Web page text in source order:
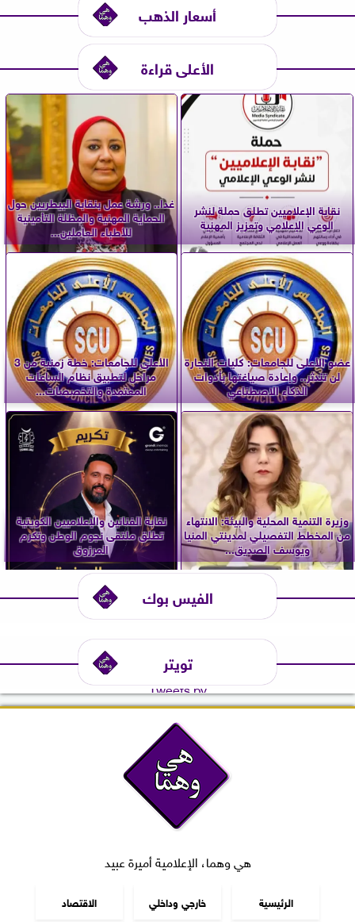
أسعار الذهب
الأعلى قراءة
نقابة الإعلاميين تطلق حملة لنشر
الوعي الإعلامي وتعزيز المهنية
غدا.. ورشة عمل بنقابة البيطريين حول
الحماية المهنية والمظلة التأمينية
للأطباء العاملين...
عضو الأعلى للجامعات: كليات التجارة
لن تندثر.. وإعادة صياغتها بأدوات
الذكاء الاصطناعي
الأعلى للجامعات: خطة زمنية من 3
مراحل لتطبيق نظام الساعات
المعتمدة والتخصصات...
وزيرة التنمية المحلية والبيئة: الانتهاء
من المخطط التفصيلي لمدينتي المنيا
ويوسف الصديق...
نقابة الفنانين والإعلاميين الكويتية
تطلق ملتقى نجوم الوطن وتكرم
المرزوق
الفيس بوك
تويتر
Tweets by
هي وهما، الإعلامية أميرة عبيد
الرئيسية خارجي وداخلي الاقتصاد